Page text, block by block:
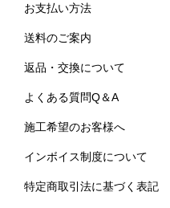
お支払い方法
送料のご案内
返品・交換について
よくある質問Q＆A
施工希望のお客様へ
インボイス制度について
特定商取引法に基づく表記